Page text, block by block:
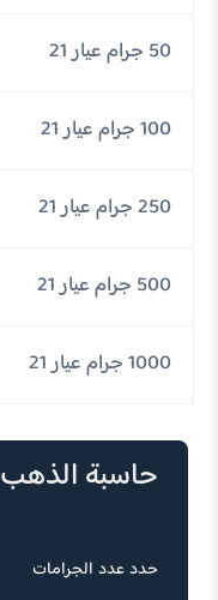
50 جرام عيار 21
100 جرام عيار 21
250 جرام عيار 21
500 جرام عيار 21
1000 جرام عيار 21
حاسبة الذهب
حدد عدد الجرامات